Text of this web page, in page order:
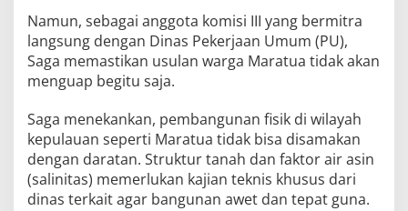
Namun, sebagai anggota komisi III yang bermitra
langsung dengan Dinas Pekerjaan Umum (PU),
Saga memastikan usulan warga Maratua tidak akan
menguap begitu saja.
Saga menekankan, pembangunan fisik di wilayah
kepulauan seperti Maratua tidak bisa disamakan
dengan daratan. Struktur tanah dan faktor air asin
(salinitas) memerlukan kajian teknis khusus dari
dinas terkait agar bangunan awet dan tepat guna.